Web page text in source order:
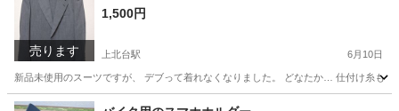
売ります
1,500円
上北台駅 6月10日
新品未使用のスーツですが、 デブって着れなくなりました。 どなたか… 仕付け糸も
東京 東大和市 上北台駅 スーツ ライト